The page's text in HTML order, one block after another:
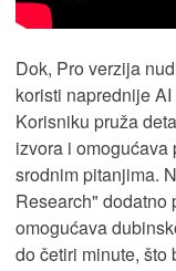
Dok, Pro verzija
koristi naprednije
Korisniku pruža
izvora i
srodnim pitanjima.
Research" dodatno
omogućava
do četiri minute, što